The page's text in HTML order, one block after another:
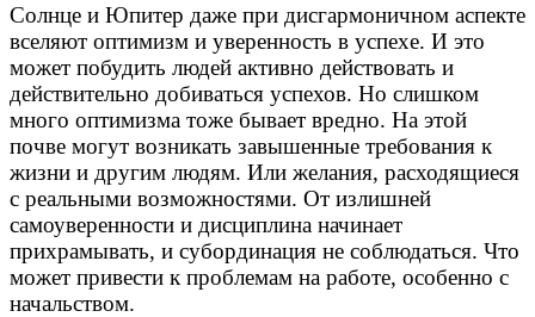
Солнце и Юпитер даже при дисгармоничном аспекте
вселяют оптимизм и уверенность в успехе. И это
может побудить людей активно действовать и
действительно добиваться успехов. Но слишком
много оптимизма тоже бывает вредно. На этой
почве могут возникать завышенные требования к
жизни и другим людям. Или желания, расходящиеся
с реальными возможностями. От излишней
самоуверенности и дисциплина начинает
прихрамывать, и субординация не соблюдаться. Что
может привести к проблемам на работе, особенно с
начальством.